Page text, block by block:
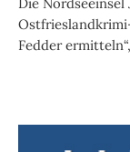
Die
Fedder